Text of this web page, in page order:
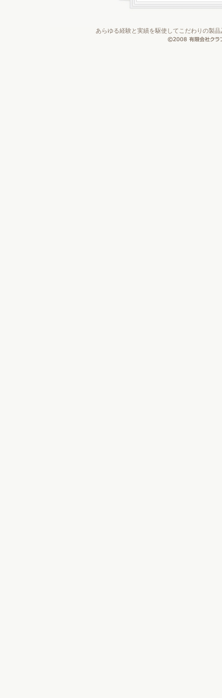
あらゆる経験と実績を駆使してこだわりの製